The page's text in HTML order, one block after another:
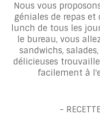
Nous vous
géniales de repas
lunch de tous les
le bureau, vous
sandwichs,
délicieuses
facilement à
-